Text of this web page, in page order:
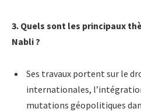
3. Quels sont les principaux
Nabli ?
Ses travaux portent sur le
internationales,
mutations géopolitiques